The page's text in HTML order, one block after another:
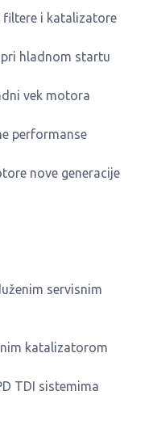
filtere i katalizatore
hladnom startu
vek motora
performanse
nove generacije
servisnim
katalizatorom
TDI sistemima